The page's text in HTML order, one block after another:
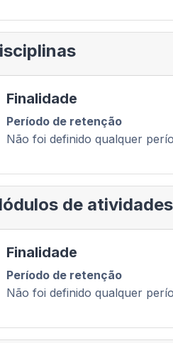
Finalidade
Período de retenção
Não foi definido qualquer
de atividades
Finalidade
Período de retenção
Não foi definido qualquer